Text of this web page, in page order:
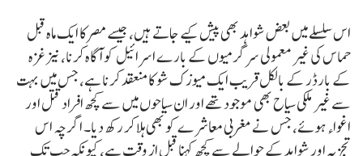
اس سلسلے میں بعض شواہد بھی پیش کیے جاتے ہیں، جیسے مصر کا ایک ماہ قبل
حماس کی غیر معمولی سرگرمیوں کے بارے اسرائیل کو آگاہ کرنا، نیز غزہ
کے بارڈر کے بالکل قریب ایک میوزک شو کا منعقد کرنا ہے، جس میں بہت
سے غیر ملکی سیاح بھی موجود تھے اور ان سیاحوں میں سے کچھ افراد قتل اور
اغواء ہوئے، جس نے مغربی معاشرے کو بھی ہلا کر رکھ دیا۔ اگرچہ اس
تجزیہ اور شواہد کے حوالے سے کچھ کہنا قبل از وقت ہے، کیونکہ جب تک